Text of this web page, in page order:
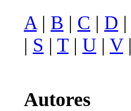
A| B | C | D |
| S | T| U | V|
Autores